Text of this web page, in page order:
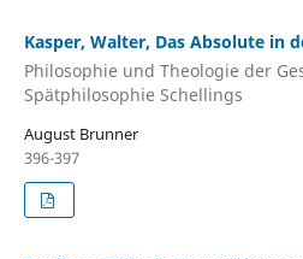
Kasper, Walter, Das Absolute in
Philosophie und Theologie der
Spätphilosophie Schellings
August Brunner
396-397